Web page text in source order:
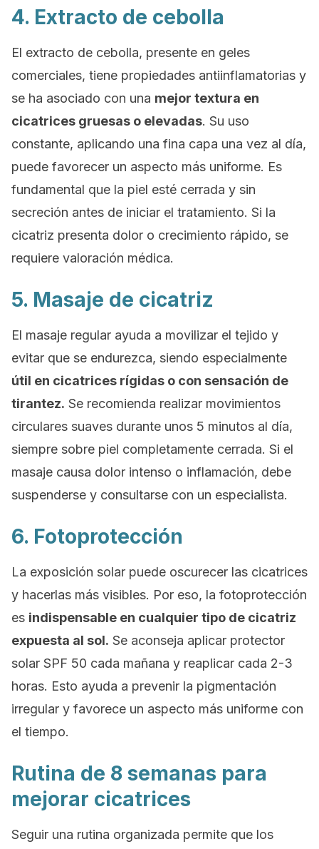
4. Extracto de cebolla
El extracto de cebolla, presente en geles
comerciales, tiene propiedades antiinflamatorias y
se ha asociado con una mejor textura en
cicatrices gruesas o elevadas. Su uso
constante, aplicando una fina capa una vez al día,
puede favorecer un aspecto más uniforme. Es
fundamental que la piel esté cerrada y sin
secreción antes de iniciar el tratamiento. Si la
cicatriz presenta dolor o crecimiento rápido, se
requiere valoración médica.
5. Masaje de cicatriz
El masaje regular ayuda a movilizar el tejido y
evitar que se endurezca, siendo especialmente
útil en cicatrices rígidas o con sensación de
tirantez. Se recomienda realizar movimientos
circulares suaves durante unos 5 minutos al día,
siempre sobre piel completamente cerrada. Si el
masaje causa dolor intenso o inflamación, debe
suspenderse y consultarse con un especialista.
6. Fotoprotección
La exposición solar puede oscurecer las cicatrices
y hacerlas más visibles. Por eso, la fotoprotección
es indispensable en cualquier tipo de cicatriz
expuesta al sol. Se aconseja aplicar protector
solar SPF 50 cada mañana y reaplicar cada 2-3
horas. Esto ayuda a prevenir la pigmentación
irregular y favorece un aspecto más uniforme con
el tiempo.
Rutina de 8 semanas para
mejorar cicatrices
Seguir una rutina organizada permite que los